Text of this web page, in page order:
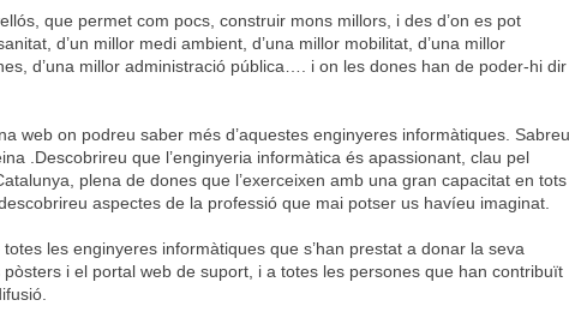
que permet com pocs, construir mons millors, i des d’on es pot
d’un millor medi ambient, d’una millor mobilitat, d’una millor
d’una millor administració pública…. i on les dones han de poder-hi dir
web on podreu saber més d’aquestes enginyeres informàtiques. Sabreu
.Descobrireu que l’enginyeria informàtica és apassionant, clau pel
plena de dones que l’exerceixen amb una gran capacitat en tots
aspectes de la professió que mai potser us havíeu imaginat.
les enginyeres informàtiques que s’han prestat a donar la seva
i el portal web de suport, i a totes les persones que han contribuït